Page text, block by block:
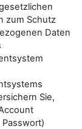
zum Schutz
Daten
Sie,